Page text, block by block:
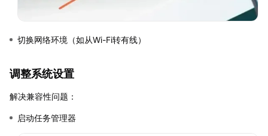
切换网络环境（如从Wi-Fi转有线）
调整系统设置
解决兼容性问题：
启动任务管理器